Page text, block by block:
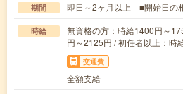
期間 即日～2ヶ月以上 ■開始日の
時給
無資格の方：時給1400円～
円～2125円 / 初任者以上：時
交通費
全額支給